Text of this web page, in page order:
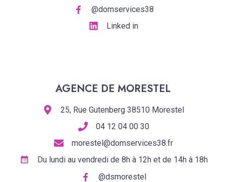
@domservices38
Linked in
AGENCE DE MORESTEL
25, Rue Gutenberg 38510 Morestel
04 12 04 00 30
morestel@domservices38.fr
Du lundi au vendredi de 8h à 12h et de 14h à 18h
@dsmorestel